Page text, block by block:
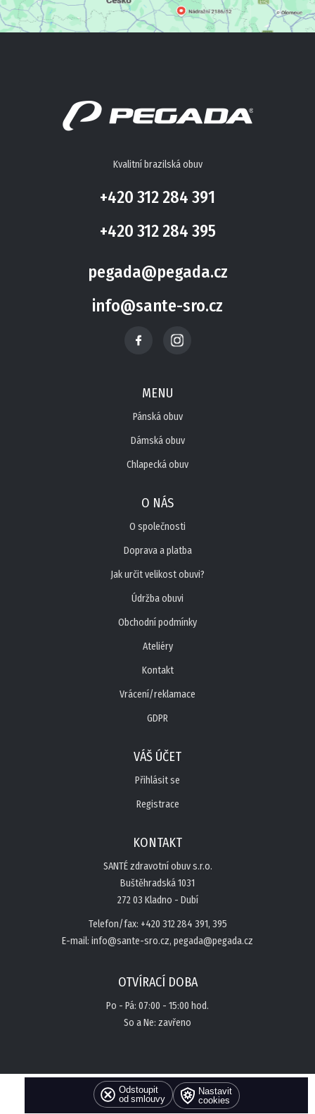
Kvalitní brazilská obuv
+420 312 284 391
+420 312 284 395
pegada@pegada.cz
info@sante-sro.cz
MENU
Pánská obuv
Dámská obuv
Chlapecká obuv
O NÁS
O společnosti
Doprava a platba
Jak určit velikost obuvi?
Údržba obuvi
Obchodní podmínky
Ateliéry
Kontakt
Vrácení/reklamace
GDPR
VÁŠ ÚČET
Přihlásit se
Registrace
KONTAKT
SANTÉ zdravotní obuv s.r.o.
Buštěhradská 1031
272 03 Kladno - Dubí
Telefon/fax: +420 312 284 391, 395
E-mail: info@sante-sro.cz, pegada@pegada.cz
OTVÍRACÍ DOBA
Po - Pá: 07:00 - 15:00 hod.
So a Ne: zavřeno
Odstoupit
od smlouvy
Nastavit
cookies